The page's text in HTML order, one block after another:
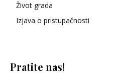
Život grada
Izjava o pristupačnosti
Pratite nas!